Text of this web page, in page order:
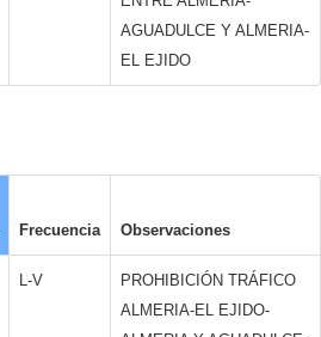
AGUADULCE Y ALMERIA-
EL EJIDO
Frecuencia Observaciones
L-V
PROHIBICIÓN TRÁFICO
ALMERIA-EL EJIDO-